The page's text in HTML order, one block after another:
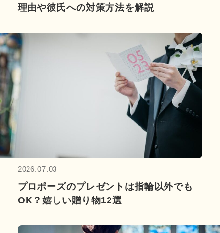
理由や彼氏への対策方法を解説
2026.07.03
プロポーズのプレゼントは指輪以外でも
OK？嬉しい贈り物12選